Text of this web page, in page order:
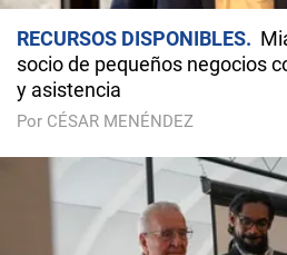
RECURSOS DISPONIBLES
socio de pequeños negocios
y asistencia
Por CÉSAR MENÉNDEZ